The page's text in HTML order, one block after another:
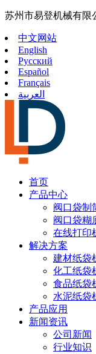
苏州市易登机械有限
中文网站
English
Русский
Español
Français
العربية
首页
产品中心
阀口袋制
阀口袋糊
在线打印
解决方案
建材纸袋
化工纸袋
食品纸袋
水泥纸袋
产品应用
新闻资讯
公司新闻
行业知识